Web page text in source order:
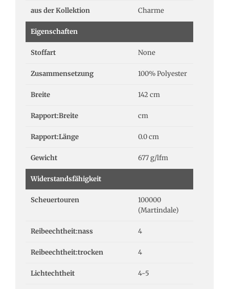
aus der Kollektion Charme
Eigenschaften
Stoffart None
Zusammensetzung 100% Polyester
Breite 142 cm
Rapport:Breite cm
Rapport:Länge 0.0 cm
Gewicht 677 g/lfm
Widerstandsfähigkeit
Scheuertouren
100000
(Martindale)
Reibeechtheit:nass 4
Reibeechtheit:trocken 4
Lichtechtheit 4-5